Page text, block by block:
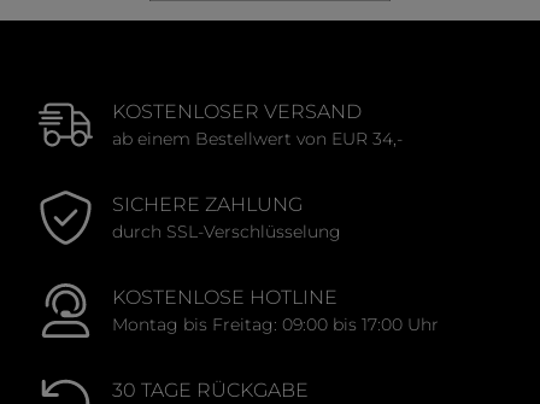
KOSTENLOSER VERSAND
ab einem Bestellwert von EUR 34,-
SICHERE ZAHLUNG
durch SSL-Verschlüsselung
KOSTENLOSE HOTLINE
Montag bis Freitag: 09:00 bis 17:00 Uhr
30 TAGE RÜCKGABE